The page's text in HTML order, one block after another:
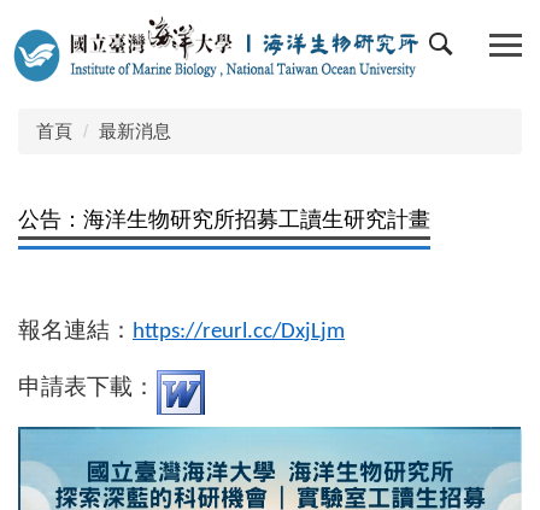
到
主
首頁 最新消息
公告：海洋生物研究所招募工讀生研究計畫
報名連結： https://reurl.cc/DxjLjm
申請表下載：